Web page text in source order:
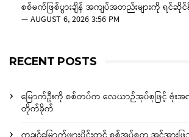
စစ်မက်ဖြစ်ပွားချိန် အကျပ်အတည်းများကို ရင်ဆို
—AUGUST 6, 2026 3:56 PM
RECENT POSTS
မြောက်ဦးကို စစ်တပ်က လေယာဉ်အုပ်စုဖြင့် ဗုံးအလုံ
တိုက်ခိုက်